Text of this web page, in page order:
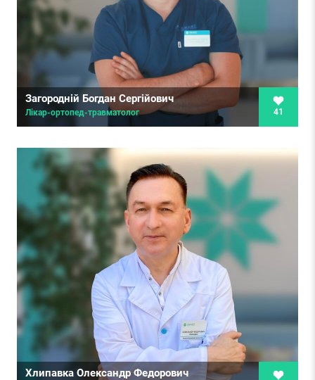
41
Загородній Богдан Сергійович
Лікар-ортопед-травматолог
Хлипавка Олександр Федорович